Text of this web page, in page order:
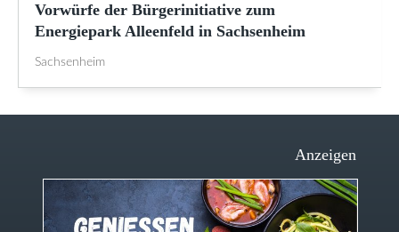
Vorwürfe der Bürgerinitiative zum
Energiepark Alleenfeld in Sachsenheim
Sachsenheim
Anzeigen